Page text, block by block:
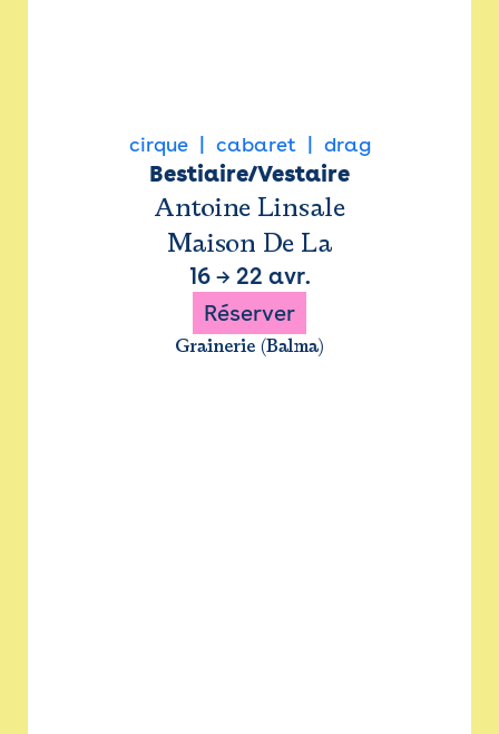
cirque cabaret drag
Bestiaire/Vestaire
Antoine Linsale
Maison De La
16→ 22 avr.
Réserver
Grainerie (Balma)